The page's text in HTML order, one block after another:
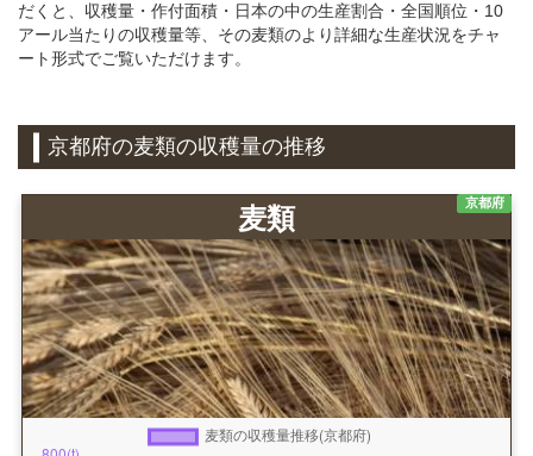
だくと、収穫量・作付面積・日本の中の生産割合・全国順位・10
アール当たりの収穫量等、その麦類のより詳細な生産状況をチャ
ート形式でご覧いただけます。
京都府の麦類の収穫量の推移
京都府
麦類